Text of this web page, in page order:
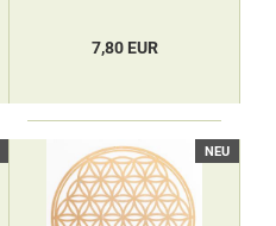
7,80 EUR
NEU